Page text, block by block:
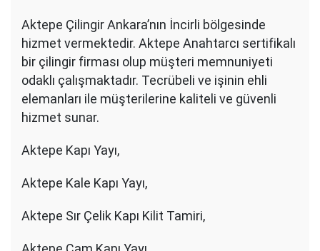
Aktepe Çilingir Ankara’nın İncirli bölgesinde
hizmet vermektedir. Aktepe Anahtarcı sertifikalı
bir çilingir firması olup müşteri memnuniyeti
odaklı çalışmaktadır. Tecrübeli ve işinin ehli
elemanları ile müşterilerine kaliteli ve güvenli
hizmet sunar.
Aktepe Kapı Yayı,
Aktepe Kale Kapı Yayı,
Aktepe Sır Çelik Kapı Kilit Tamiri,